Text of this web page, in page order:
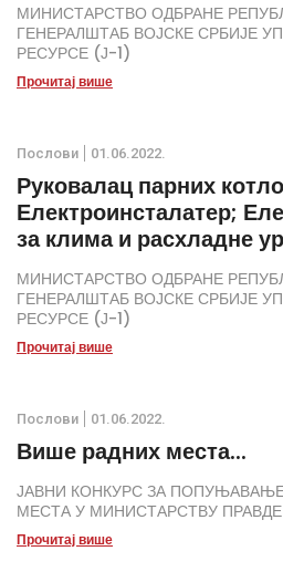
МИНИСТАРСТВО ОДБРАНЕ
ГЕНЕРАЛШТАБ ВОЈСКЕ СРБИЈЕ
РЕСУРСЕ (Ј-1)
Прочитај више
Послови 01.06.2022.
Руковалац парних
Електроинсталатер;
за клима и расхладне
МИНИСТАРСТВО ОДБРАНЕ
ГЕНЕРАЛШТАБ ВОЈСКЕ СРБИЈЕ
РЕСУРСЕ (Ј-1)
Прочитај више
Послови 01.06.2022.
Више радних места...
ЈАВНИ КОНКУРС ЗА
МЕСТА У МИНИСТАРСТВУ ПРАВДЕ
Прочитај више